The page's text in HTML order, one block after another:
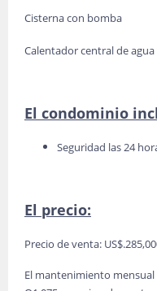
Cisterna con bomba
Calentador central de agua
El condominio
Seguridad las 24
El precio:
Precio de venta:
El mantenimiento